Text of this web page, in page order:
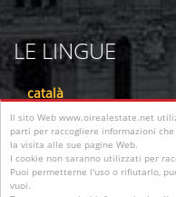
Il sito Web www.oirealestate.net
parti per raccogliere informazioni
la visita alle sue pagine Web.
I cookie non saranno utilizzati per
Puoi permetterne l'uso o rifiutarlo,
vuoi.
LE LINGUE
català
English
Portuges
French
Deutsh
Italiano